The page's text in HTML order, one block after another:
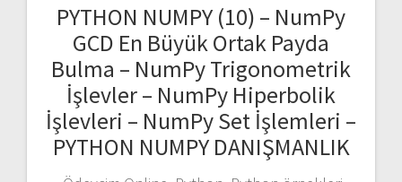
PYTHON NUMPY (10) – NumPy
GCD En Büyük Ortak Payda
Bulma – NumPy Trigonometrik
İşlevler – NumPy Hiperbolik
İşlevleri – NumPy Set İşlemleri –
PYTHON NUMPY DANIŞMANLIK